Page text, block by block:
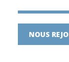
NOUS